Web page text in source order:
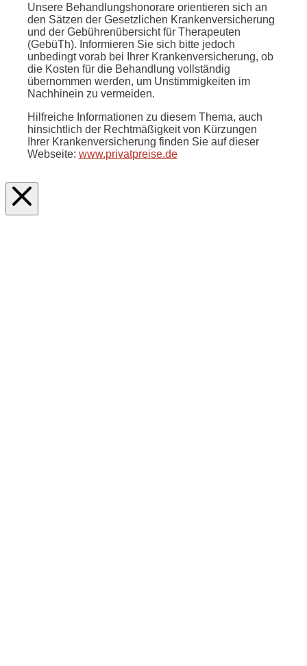
Unsere Behandlungshonorare orientieren sich an
den Sätzen der Gesetzlichen Krankenversicherung
und der Gebührenübersicht für Therapeuten
(GebüTh). Informieren Sie sich bitte jedoch
unbedingt vorab bei Ihrer Krankenversicherung, ob
die Kosten für die Behandlung vollständig
übernommen werden, um Unstimmigkeiten im
Nachhinein zu vermeiden.
Hilfreiche Informationen zu diesem Thema, auch
hinsichtlich der Rechtmäßigkeit von Kürzungen
Ihrer Krankenversicherung finden Sie auf dieser
Webseite: www.privatpreise.de